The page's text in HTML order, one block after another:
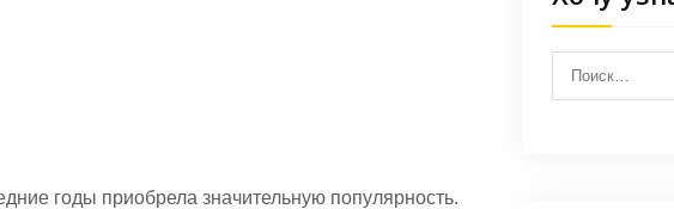
годы приобрела значительную популярность.